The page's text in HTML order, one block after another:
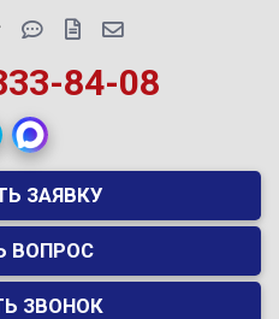
84-08
ЗАЯВКУ
ВОПРОС
ЗВОНОК